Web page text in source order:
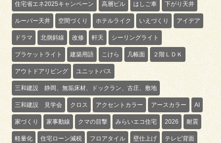
住宅省エネ2025キャンペーン 高層ビル はしご車 下がり天井
ルーバー天井 空間づくり ホテルライク いえづくり アイデア
ドラマ 北側斜線 改修 軒天 シーリングライト
ブラケットライト 建築用語 こけら 几帳面 ２階ＬＤＫ
アウトドアリビング ユニットバス
三和建設 静岡、無垢床材、ドックラン、古庄、敷地
三和建設 見学会 クロス アクセントカラー アースカラー AI
家づくり 家事動線 クマの目撃 みらいエコ住宅 2026 耐震
軽量化 住宅ローン減税 フロアタイル 壁仕上げ テレビ背面